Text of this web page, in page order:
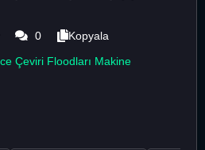
0
Kopyala
Çeviri Floodları Makine